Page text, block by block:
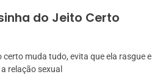
do Jeito Certo
muda tudo, evita que ela rasgue e
relação sexual